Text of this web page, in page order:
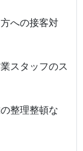
への接客対
スタッフのス
整理整頓な